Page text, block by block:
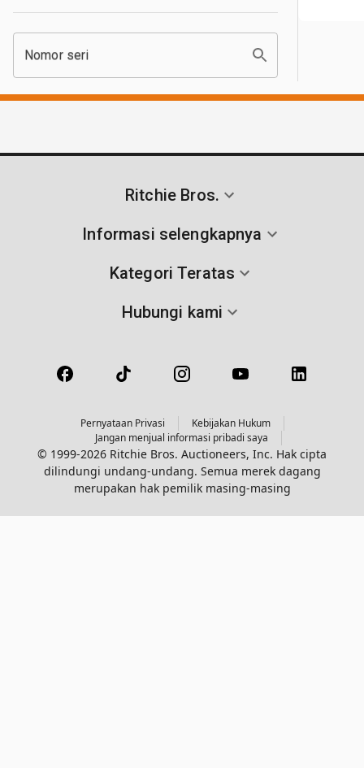
Nomor seri
Ritchie Bros.
Informasi selengkapnya
Kategori Teratas
Hubungi kami
Pernyataan Privasi
Kebijakan Hukum
Jangan menjual informasi pribadi saya
© 1999-2026 Ritchie Bros. Auctioneers, Inc. Hak cipta
dilindungi undang-undang. Semua merek dagang
merupakan hak pemilik masing-masing